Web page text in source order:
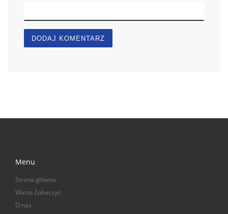
Menu
Strona główna
Warto Zobaczyć
O nas